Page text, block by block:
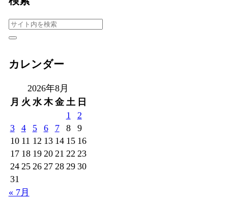
カレンダー
2026年8月
月 火 水 木 金 土 日
1
2
3
4 5 6 7 8
9
10 11 12 13 14 15 16
17 18 19 20 21 22 23
24 25 26 27 28 29 30
31
« 7月